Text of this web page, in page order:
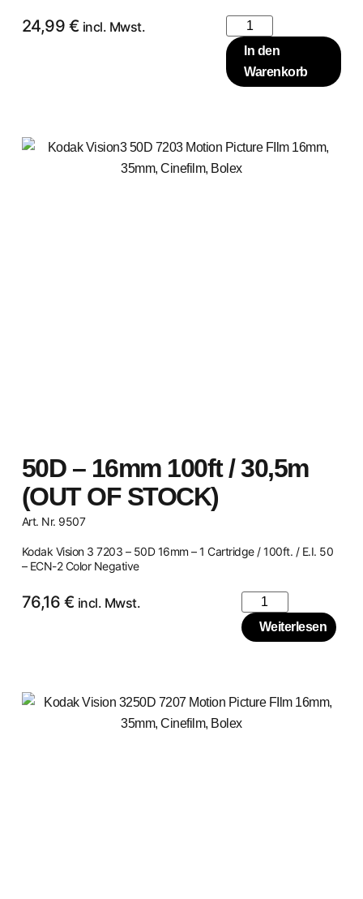
24,99 € incl. Mwst.
In den
Warenkorb
50D – 16mm 100ft / 30,5m
(OUT OF STOCK)
Art. Nr. 9507
Kodak Vision 3 7203 – 50D 16mm – 1 Cartridge / 100ft. / E.I. 50
– ECN-2 Color Negative
76,16 € incl. Mwst.
Weiterlesen